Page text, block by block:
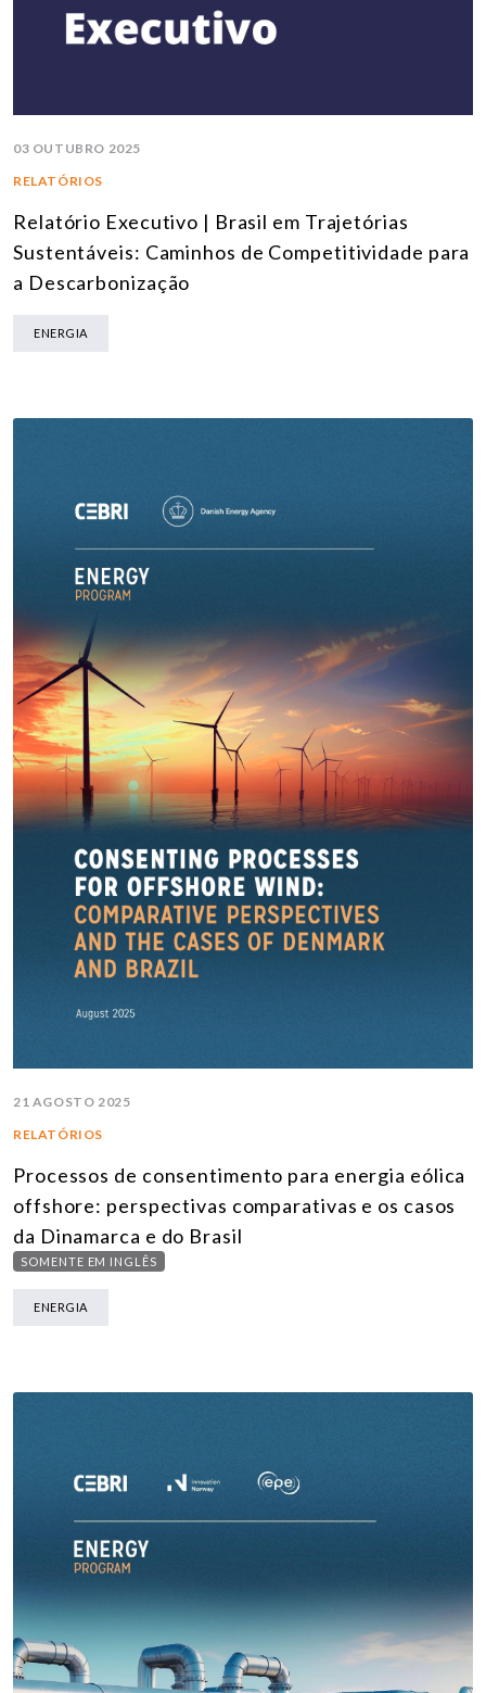
03 OUTUBRO 2025
RELATÓRIOS
Relatório Executivo | Brasil em Trajetórias
Sustentáveis: Caminhos de Competitividade para
a Descarbonização
ENERGIA
21 AGOSTO 2025
RELATÓRIOS
Processos de consentimento para energia eólica
offshore: perspectivas comparativas e os casos
da Dinamarca e do Brasil
SOMENTE EM INGLÊS
ENERGIA